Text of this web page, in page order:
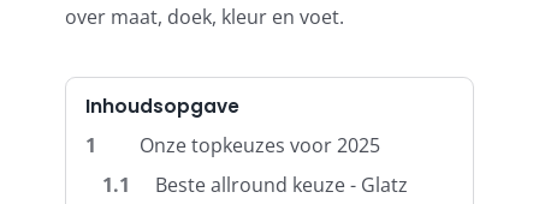
Schaduwdoeken
over maat, doek, kleur en voet.
Inhoudsopgave
1
Onze topkeuzes voor 2025
1.1
Beste allround keuze - Glatz